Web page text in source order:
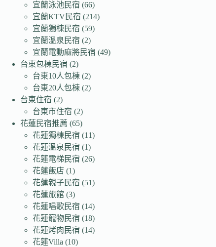
宜蘭泳池民宿 (66)
宜蘭KTV民宿 (214)
宜蘭獨棟民宿 (59)
宜蘭溫泉民宿 (2)
宜蘭電動麻將民宿 (49)
台東包棟民宿 (2)
台東10人包棟 (2)
台東20人包棟 (2)
台東住宿 (2)
台東市住宿 (2)
花蓮民宿推薦 (65)
花蓮獨棟民宿 (11)
花蓮溫泉民宿 (1)
花蓮電梯民宿 (26)
花蓮飯店 (1)
花蓮親子民宿 (51)
花蓮旅館 (3)
花蓮唱歌民宿 (14)
花蓮寵物民宿 (18)
花蓮烤肉民宿 (14)
花蓮Villa (10)